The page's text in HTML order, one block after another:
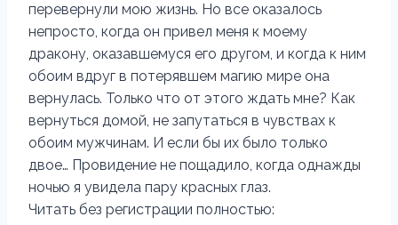
перевернули мою жизнь. Но все оказалось
непросто, когда он привел меня к моему
дракону, оказавшемуся его другом, и когда к ним
обоим вдруг в потерявшем магию мире она
вернулась. Только что от этого ждать мне? Как
вернуться домой, не запутаться в чувствах к
обоим мужчинам. И если бы их было только
двое… Провидение не пощадило, когда однажды
ночью я увидела пару красных глаз.
Читать без регистрации полностью: